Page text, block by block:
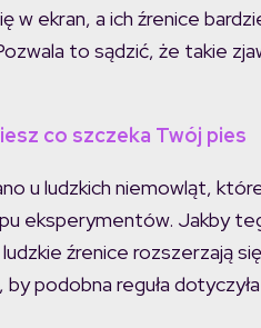
ekran, a ich źrenice
to sądzić, że takie
co szczeka Twój pies
u ludzkich niemowląt,
eksperymentów. Jakby
źrenice rozszerzają
podobna reguła